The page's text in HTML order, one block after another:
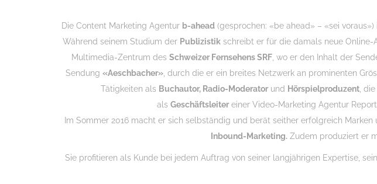
Die Content Marketing Agentur b-ahead(gesprochen: «be ahead» – «sei
Während seinem Studium der Publizistik schreibt er für die damals neue Online-
Multimedia-Zentrum des Schweizer Fernsehens SRF , wo er den Inhalt der
Sendung «Aeschbacher» , durch die er ein breites Netzwerk an prominenten
Tätigkeiten als Buchautor, Radio-Moderator und Hörspielproduzent ,
als Geschäftsleitereiner Video-Marketing Agentur
Im Sommer 2016 macht er sich selbständig und berät seither erfolgreich Marken
Inbound-Marketing. Zudem produziert er
Sie profitieren als Kunde bei jedem Auftrag von seiner langjährigen Expertise,